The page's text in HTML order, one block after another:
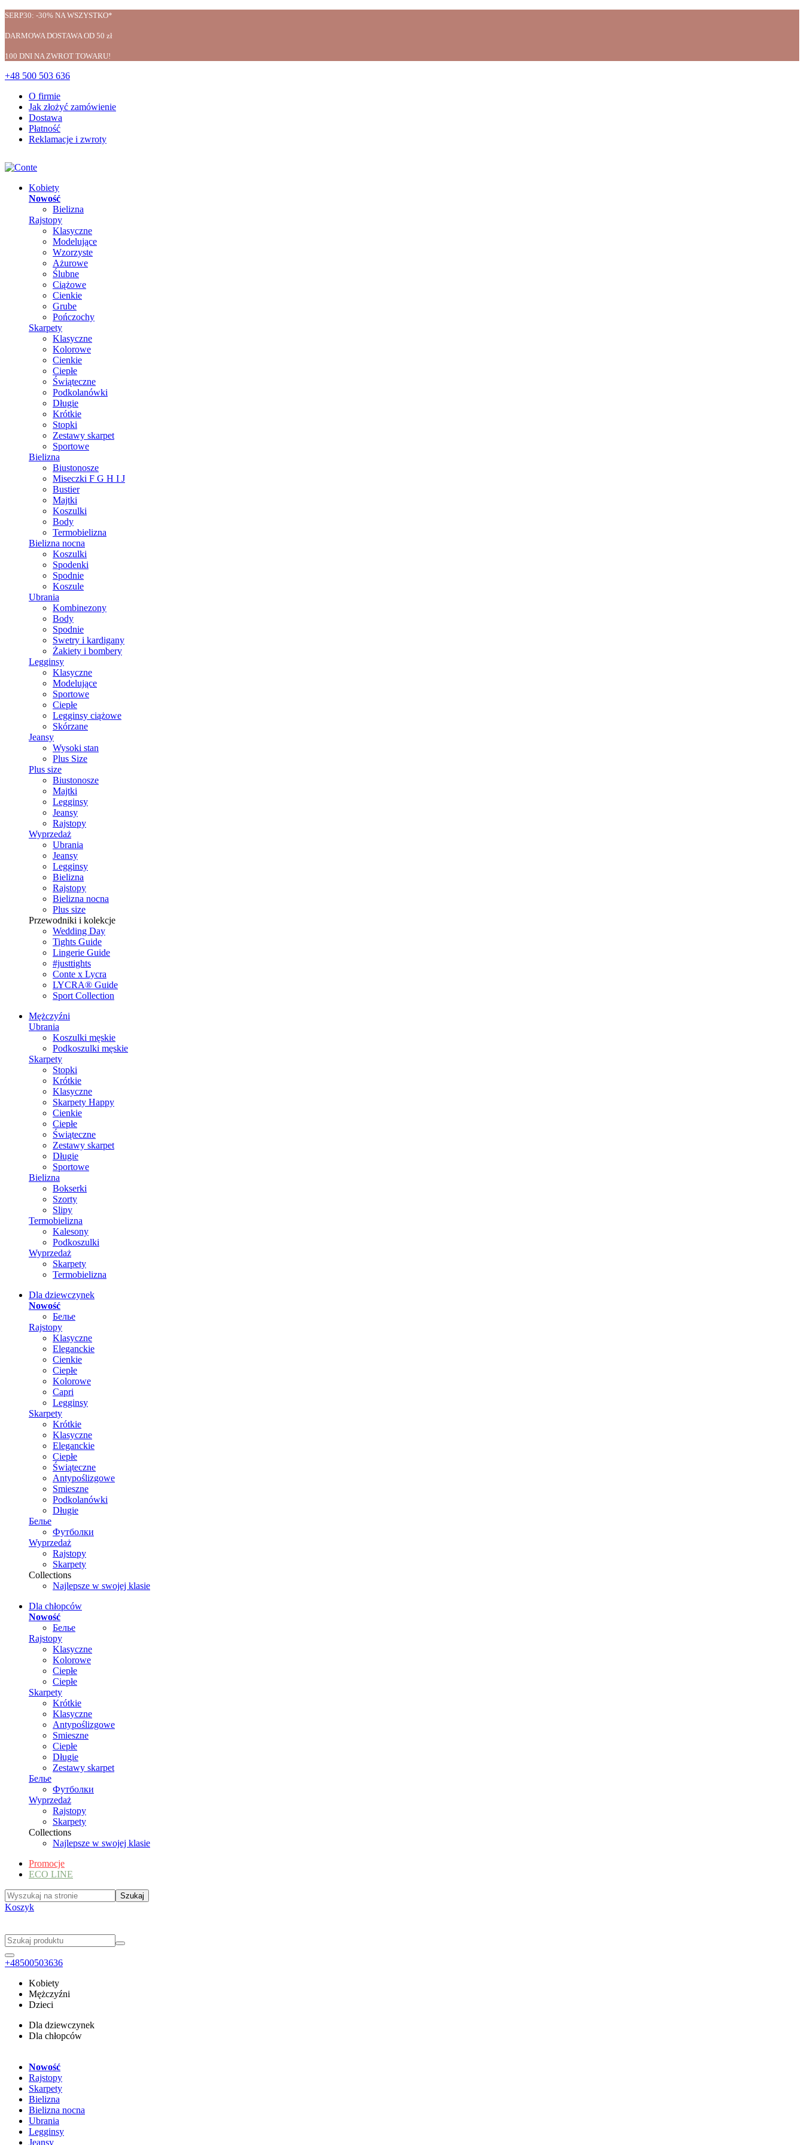
SERP30: -30% NA WSZYSTKO*
DARMOWA DOSTAWA OD 50 zł
100 DNI NA ZWROT TOWARU!
+48 500 503 636
O firmie
Jak złożyć zamówienie
Dostawa
Płatność
Reklamacje i zwroty
Kobiety
Nowość
Bielizna
Rajstopy
Klasyczne
Modelujące
Wzorzyste
Ażurowe
Ślubne
Ciążowe
Cienkie
Grube
Pończochy
Skarpety
Klasyczne
Kolorowe
Cienkie
Ciepłe
Świąteczne
Podkolanówki
Długie
Krótkie
Stopki
Zestawy skarpet
Sportowe
Bielizna
Biustonosze
Miseczki F G H I J
Bustier
Majtki
Koszulki
Body
Termobielizna
Bielizna nocna
Koszulki
Spodenki
Spodnie
Koszule
Ubrania
Kombinezony
Body
Spodnie
Swetry i kardigany
Żakiety i bombery
Legginsy
Klasyczne
Modelujące
Sportowe
Ciepłe
Legginsy ciążowe
Skórzane
Jeansy
Wysoki stan
Plus Size
Plus size
Biustonosze
Majtki
Legginsy
Jeansy
Rajstopy
Wyprzedaż
Ubrania
Jeansy
Legginsy
Bielizna
Rajstopy
Bielizna nocna
Plus size
Przewodniki i kolekcje
Wedding Day
Tights Guide
Lingerie Guide
#justtights
Conte x Lycra
LYCRA® Guide
Sport Сollection
Mężczyźni
Ubrania
Koszulki męskie
Podkoszulki męskie
Skarpety
Stopki
Krótkie
Klasyczne
Skarpety Happy
Cienkie
Ciepłe
Świąteczne
Zestawy skarpet
Długie
Sportowe
Bielizna
Bokserki
Szorty
Slipy
Termobielizna
Kalesony
Podkoszulki
Wyprzedaż
Skarpety
Termobielizna
Dla dziewczynek
Nowość
Белье
Rajstopy
Klasyczne
Eleganckie
Cienkie
Ciepłe
Kolorowe
Capri
Legginsy
Skarpety
Krótkie
Klasyczne
Eleganckie
Ciepłe
Świąteczne
Antypoślizgowe
Smieszne
Podkolanówki
Długie
Белье
Футболки
Wyprzedaż
Rajstopy
Skarpety
Collections
Najlepsze w swojej klasie
Dla chłopców
Nowość
Белье
Rajstopy
Klasyczne
Kolorowe
Ciepłe
Ciepłe
Skarpety
Krótkie
Klasyczne
Antypoślizgowe
Smieszne
Ciepłe
Długie
Zestawy skarpet
Белье
Футболки
Wyprzedaż
Rajstopy
Skarpety
Collections
Najlepsze w swojej klasie
Promocje
ECO LINE
Koszyk
+48500503636
Kobiety
Mężczyźni
Dzieci
Dla dziewczynek
Dla chłopców
Nowość
Rajstopy
Skarpety
Bielizna
Bielizna nocna
Ubrania
Legginsy
Jeansy